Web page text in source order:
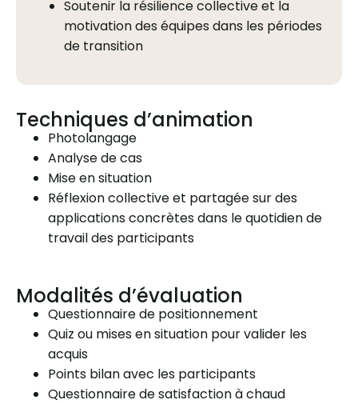
Soutenir la résilience collective et la
motivation des équipes dans les périodes
de transition
Techniques d’animation
Photolangage
Analyse de cas
Mise en situation
Réflexion collective et partagée sur des
applications concrètes dans le quotidien de
travail des participants
Modalités d’évaluation
Questionnaire de positionnement
Quiz ou mises en situation pour valider les
acquis
Points bilan avec les participants
Questionnaire de satisfaction à chaud